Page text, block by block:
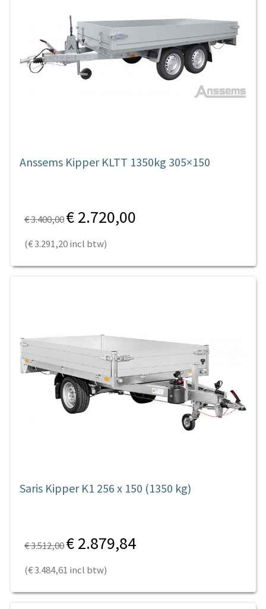
Anssems Kipper KLTT 1350kg 305×150
€ 3.400,00€ 2.720,00
(€ 3.291,20 incl btw)
Saris Kipper K1 256 x 150 (1350 kg)
€ 3.512,00€ 2.879,84
(€ 3.484,61 incl btw)